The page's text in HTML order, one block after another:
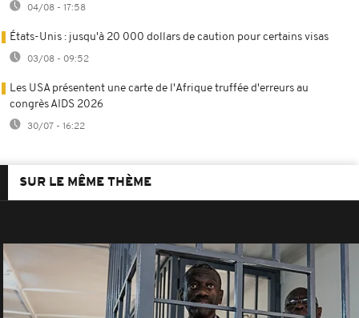
04/08 - 17:58
États-Unis : jusqu'à 20 000 dollars de caution pour certains visas
03/08 - 09:52
Les USA présentent une carte de l'Afrique truffée d'erreurs au
congrès AIDS 2026
30/07 - 16:22
SUR LE MÊME THÈME